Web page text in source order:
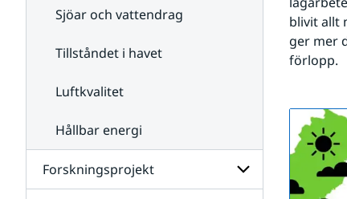
Sjöar och vattendrag
Tillståndet i havet
Luftkvalitet
Hållbar energi
Forskningsprojekt
blivit allt
ger mer
förlopp.